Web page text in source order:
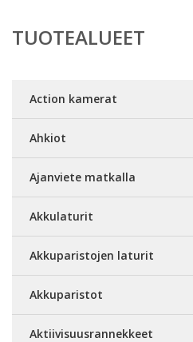
TUOTEALUEET
Action kamerat
Ahkiot
Ajanviete matkalla
Akkulaturit
Akkuparistojen laturit
Akkuparistot
Aktiivisuusrannekkeet